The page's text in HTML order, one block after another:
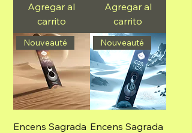
Agregar al
carrito
Agregar al
carrito
Nouveauté
Encens Sagrada
Nouveauté
Encens Sagrada